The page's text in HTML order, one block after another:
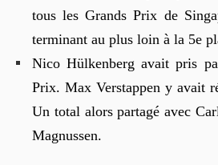
tous les Grands Prix de
terminant au plus loin à la 5e
Nico Hülkenberg avait pris
Prix. Max Verstappen y avait
Un total alors partagé avec
Magnussen.